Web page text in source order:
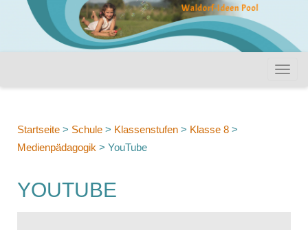
Startseite > Schule > Klassenstufen > Klasse 8 >
Medienpädagogik > YouTube
YOUTUBE